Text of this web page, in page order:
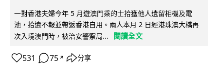
一對香港夫婦今年 5 月遊澳門乘的士拾獲他人遺留相機及電
池，拾遺不報並帶返香港自用。兩人本月 2 日經港珠澳大橋再
次入境澳門時，被治安警察局...
閱讀全文
531 75 ↗ 分享